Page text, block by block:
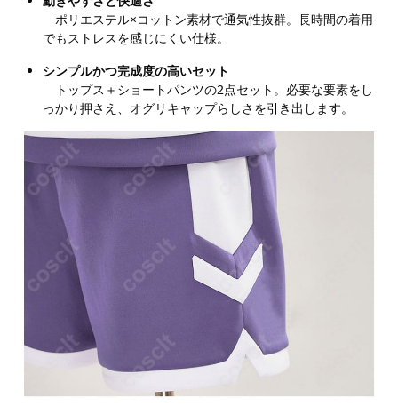
ポリエステル×コットン素材で通気性抜群。長時間の着用
でもストレスを感じにくい仕様。
シンプルかつ完成度の高いセット
トップス＋ショートパンツの2点セット。必要な要素をし
っかり押さえ、オグリキャップらしさを引き出します。